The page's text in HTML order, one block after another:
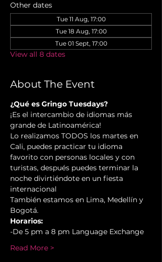
Other dates
Tue 11 Aug, 17:00
Tue 18 Aug, 17:00
Tue 01 Sept, 17:00
View all 8 dates
About The Event
¿Qué es Gringo Tuesdays?
¡Es el intercambio de idiomas más
grande de Latinoamérica!
Lo realizamos TODOS los martes en
Cali, puedes practicar tu idioma
favorito con personas locales y con
turistas, después puedes terminar la
noche divirtiéndote en un fiesta
internacional
También estamos en Lima, Medellín y
Bogotá.
Horarios:
-De 5 pm a 8 pm Language Exchange
Read More >